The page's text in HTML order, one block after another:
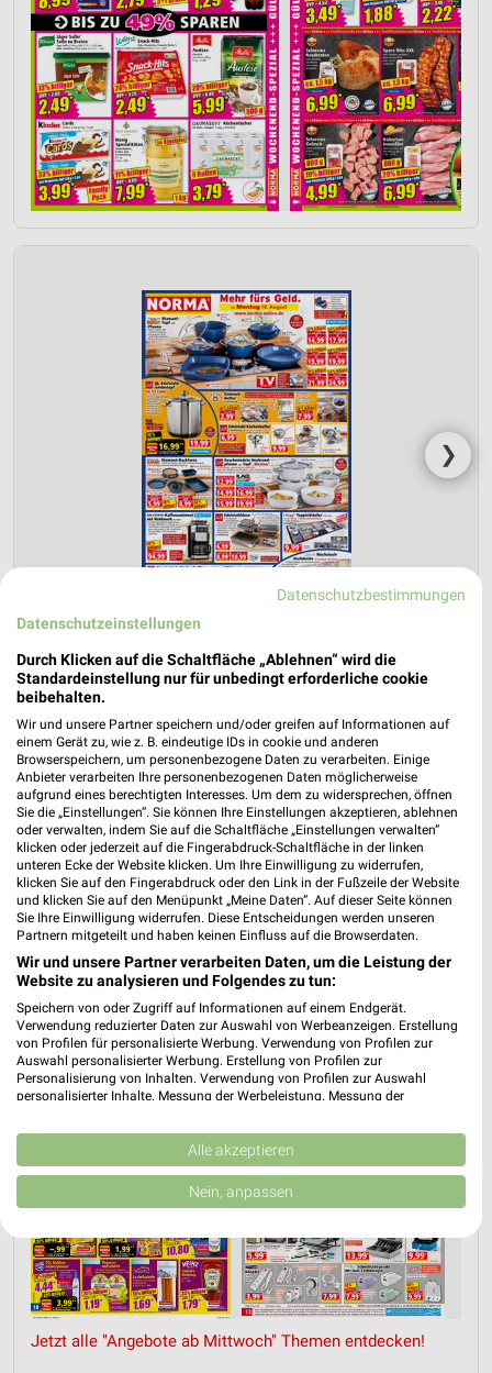
❯
NORMA Prospekt für Schiltach ab Mo.
den 10.08.
Gültig von 10. Aug. bis 15. Aug.
📅 Kalendereintrag erstellen
PROSPEKT BLÄTTERN
ANGEBOTE AB MITTWOCH FITNESS GETRÄNKE OBST &
Jetzt alle "Angebote ab Mittwoch" Themen entdecken!
Datenschutzbestimmungen
Datenschutzeinstellungen
Durch Klicken auf die Schaltfläche „Ablehnen“ wird die
Standardeinstellung nur für unbedingt erforderliche cookie
beibehalten.
Wir und unsere Partner speichern und/oder greifen auf Informationen auf
einem Gerät zu, wie z. B. eindeutige IDs in cookie und anderen
Browserspeichern, um personenbezogene Daten zu verarbeiten. Einige
Anbieter verarbeiten Ihre personenbezogenen Daten möglicherweise
aufgrund eines berechtigten Interesses. Um dem zu widersprechen, öffnen
Sie die „Einstellungen“. Sie können Ihre Einstellungen akzeptieren, ablehnen
oder verwalten, indem Sie auf die Schaltfläche „Einstellungen verwalten“
klicken oder jederzeit auf die Fingerabdruck-Schaltfläche in der linken
unteren Ecke der Website klicken. Um Ihre Einwilligung zu widerrufen,
klicken Sie auf den Fingerabdruck oder den Link in der Fußzeile der Website
und klicken Sie auf den Menüpunkt „Meine Daten“. Auf dieser Seite können
Sie Ihre Einwilligung widerrufen. Diese Entscheidungen werden unseren
Partnern mitgeteilt und haben keinen Einfluss auf die Browserdaten.
Wir und unsere Partner verarbeiten Daten, um die Leistung der
Website zu analysieren und Folgendes zu tun:
Speichern von oder Zugriff auf Informationen auf einem Endgerät.
Verwendung reduzierter Daten zur Auswahl von Werbeanzeigen. Erstellung
von Profilen für personalisierte Werbung. Verwendung von Profilen zur
Auswahl personalisierter Werbung. Erstellung von Profilen zur
Personalisierung von Inhalten. Verwendung von Profilen zur Auswahl
personalisierter Inhalte. Messung der Werbeleistung. Messung der
Kombinationen von Daten aus verschiedenen Quellen. Entwicklung und
Verbesserung der Angebote. Verwendung reduzierter Daten zur Auswahl
von Inhalten.
Daten können außerhalb der Europäischen Union weitergegeben und in die
USA gesendet werden.
Website/App.
Partnerliste anzeigen (1 IAB-Anbieter)
Wir nutzen Ihre Daten für folgende Zwecke:
Alle akzeptieren
Nein, anpassen